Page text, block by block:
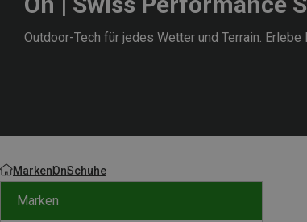
Outdoor-Tech für jedes Wetter und Terrain.
MarkenOnSchuhe
Marken